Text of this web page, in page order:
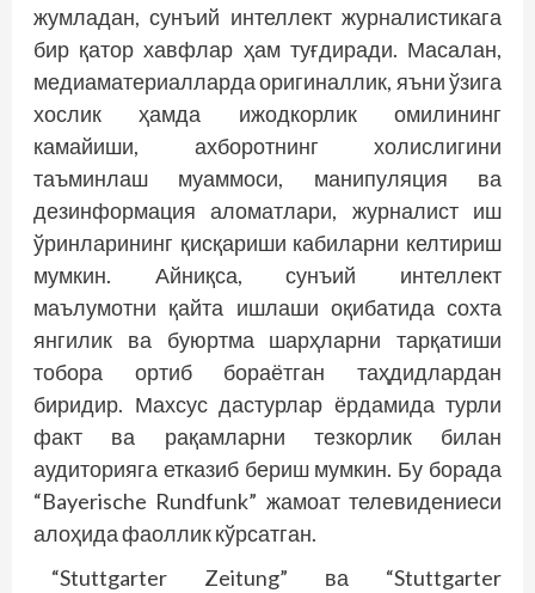
жумладан, сунъий интеллект журналистикага
бир қатор хавфлар ҳам туғдиради. Масалан,
медиаматериалларда оригиналлик, яъни ўзига
хослик ҳамда ижодкорлик омилининг
камайиши, ахборотнинг холислигини
таъминлаш муаммоси, манипуляция ва
дезинформация аломатлари, журналист иш
ўринларининг қисқариши кабиларни келтириш
мумкин. Айниқса, сунъий интеллект
маълумотни қайта ишлаши оқибатида сохта
янгилик ва буюртма шарҳларни тарқатиши
тобора ортиб бораётган таҳдидлардан
биридир. Махсус дастурлар ёрдамида турли
факт ва рақамларни тезкорлик билан
аудиторияга етказиб бериш мумкин. Бу борада
“Bayerische Rundfunk” жамоат телевидениеси
алоҳида фаоллик кўрсатган.
“Stuttgarter Zeitung” ва “Stuttgarter